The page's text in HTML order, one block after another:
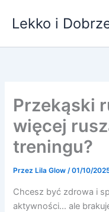
Lekko i
Przekąski
więcej
treningu?
Przez Lila Glow/01/10/
Chcesz być zdrowa i
aktywności… ale